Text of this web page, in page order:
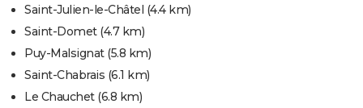
Saint-Julien-le-Châtel (4.4 km)
Saint-Domet(4.7 km)
Puy-Malsignat(5.8 km)
Saint-Chabrais (6.1 km)
Le Chauchet(6.8 km)